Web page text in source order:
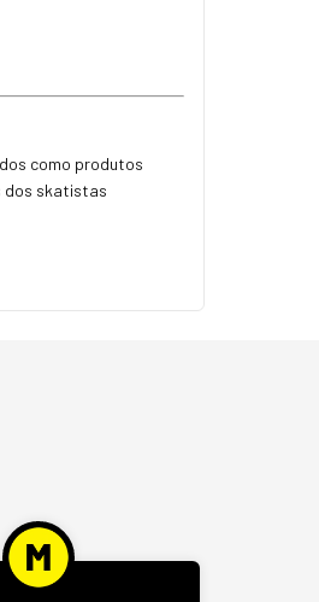
como produtos
dos skatistas